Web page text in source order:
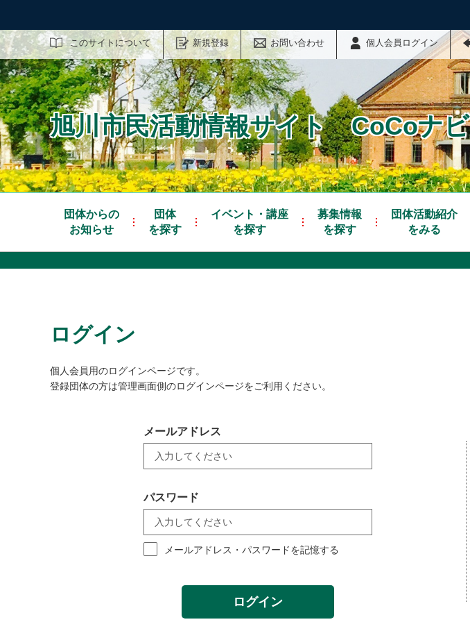
このサイトについて 新規登録 お問い合わせ 個人会員ログイン
サイト内検索
旭川市民活動情報サイト CoCoナビ
団体からの
お知らせ
団体
を探す
イベント・講座
を探す
募集情報
を探す
団体活動紹介
をみる
ログイン
個人会員用のログインページです。
登録団体の方は管理画面側のログインページをご利用ください。
メールアドレス
パスワード
メールアドレス・パスワードを記憶する
ログイン